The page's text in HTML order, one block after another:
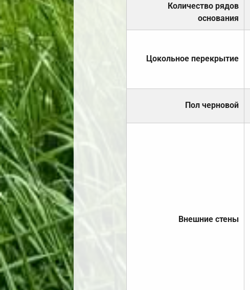
Количество рядов
основания
Цокольное перекрытие
Пол черновой
Внешние стены